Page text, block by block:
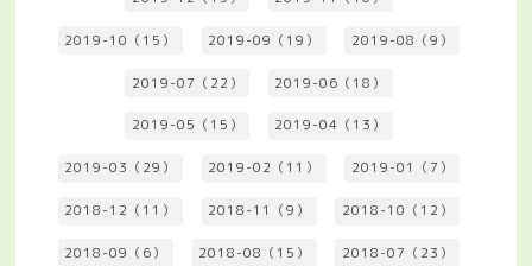
2019-10（15） 2019-09（19） 2019-08（9）
2019-07（22） 2019-06（18）
2019-05（15） 2019-04（13）
2019-03（29） 2019-02（11） 2019-01（7）
2018-12（11） 2018-11（9） 2018-10（12）
2018-09（6） 2018-08（15） 2018-07（23）